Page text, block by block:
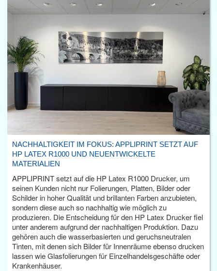
NACHHALTIGKEIT IM FOKUS: APPLIPRINT SETZT AUF
HP LATEX R1000 UND NEUENTWICKELTE
MATERIALIEN
APPLIPRINT setzt auf die HP Latex R1000 Drucker, um
seinen Kunden nicht nur Folierungen, Platten, Bilder oder
Schilder in hoher Qualität und brillanten Farben anzubieten,
sondern diese auch so nachhaltig wie möglich zu
produzieren. Die Entscheidung für den HP Latex Drucker fiel
unter anderem aufgrund der nachhaltigen Produktion. Dazu
gehören auch die wasserbasierten und geruchsneutralen
Tinten, mit denen sich Bilder für Innenräume ebenso drucken
lassen wie Glasfolierungen für Einzelhandelsgeschäfte oder
Krankenhäuser.